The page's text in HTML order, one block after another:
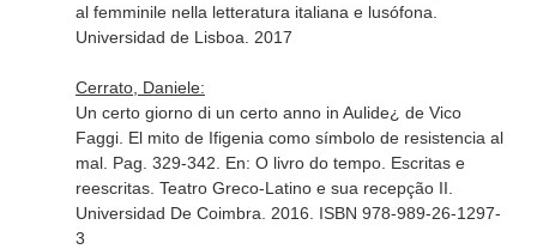
al femminile nella letteratura italiana e lusófona
Universidad de Lisboa. 2017
Cerrato, Daniele:
Un certo giorno di un certo anno in Aulide¿ de Vico
Faggi. El mito de Ifigenia como símbolo de resistencia al
mal. Pag. 329-342. En: O livro do tempo. Escritas e
reescritas. Teatro Greco-Latino e sua recepção II
Universidad De Coimbra. 2016. ISBN 978-989-26-1297-
3